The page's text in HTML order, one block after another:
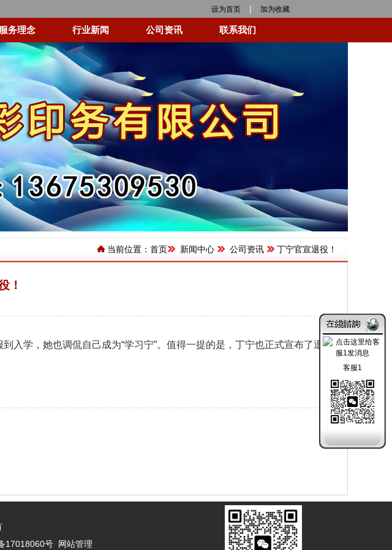
设为首页 | 加为收藏
服务理念 行业新闻 公司资讯 联系我们
当前位置： 首页 新闻中心 公司资讯 丁宁官宣退役！
！
入学，她也调侃自己成为“学习宁”。值得一提的是，丁宁也正式宣布了退
17018060号 网站管理
客服1